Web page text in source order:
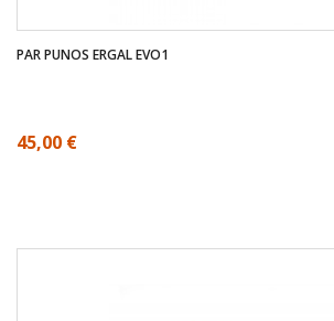
PAR PUNOS ERGAL EVO1
45,00 €